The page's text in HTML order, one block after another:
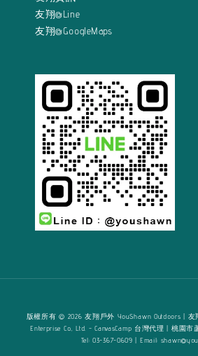
友翔@Line
友翔@GoogleMaps
版權所有 © 2026 友翔戶外 YouShawn Outdoors |
Enterprise Co., Ltd. - CanvasCamp 台灣代理 | 桃園市
Tel: 03-367-0609 | Email: